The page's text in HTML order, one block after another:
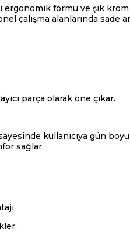
formu ve şık
çalışma alanlarında sade
parça olarak öne çıkar.
kullanıcıya gün
sağlar.